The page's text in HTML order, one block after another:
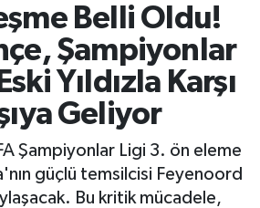
Belli Oldu!
Şampiyonlar
Yıldızla Karşı
Geliyor
Şampiyonlar Ligi 3. ön eleme
güçlü temsilcisi Feyenoord
Bu kritik mücadele,